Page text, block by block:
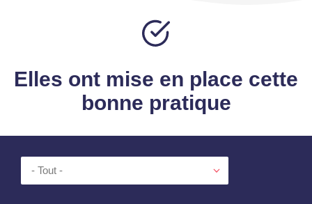
Elles ont mise en place cette
bonne pratique